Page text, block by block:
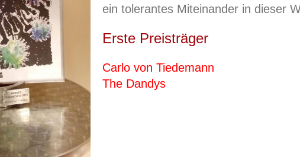
ein tolerantes Miteinander in dieser
Erste Preisträger
Carlo von Tiedemann
The Dandys